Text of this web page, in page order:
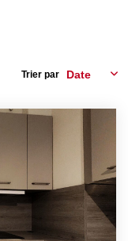
Trier par